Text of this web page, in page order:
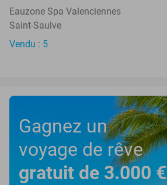
Eauzone Spa Valenciennes
Saint-Saulve
Vendu : 5
Gagnez un
voyage de rêve
gratuit de 3.000 €